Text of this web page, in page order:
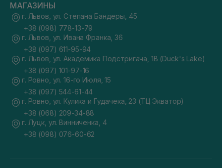
МАГАЗИНЫ
г. Львов, ул. Степана Бандеры, 45
+38 (098) 778-13-79
г. Львов, ул. Ивана Франка, 36
+38 (097) 611-95-94
г. Львов, ул. Академика Подстригача, 1В (Duck's Lake)
+38 (097) 101-97-16
г. Ровно, ул. 16-го Июля, 15
+38 (097) 544-61-44
г. Ровно, ул. Кулика и Гудачека, 23 (ТЦ Экватор)
+38 (068) 209-34-88
г. Луцк, ул. Винниченка, 4
+38 (098) 076-60-62